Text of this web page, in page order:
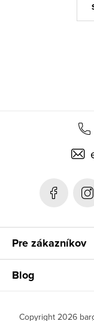
Pre zákazníkov
Blog
Copyright 2026